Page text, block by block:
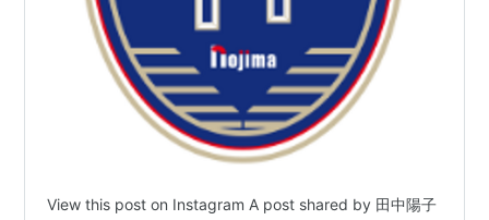
View this post on Instagram A post shared by 田中陽子